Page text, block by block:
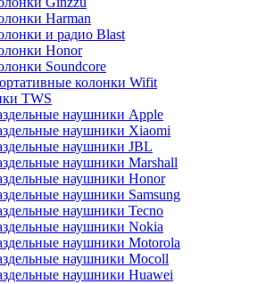
Harman
и радио Blast
Honor
Soundcore
колонки Wifit
TWS
наушники Apple
наушники Xiaomi
наушники JBL
наушники Marshall
наушники Honor
наушники Samsung
наушники Tecno
наушники Nokia
наушники Motorola
наушники Mocoll
наушники Huawei